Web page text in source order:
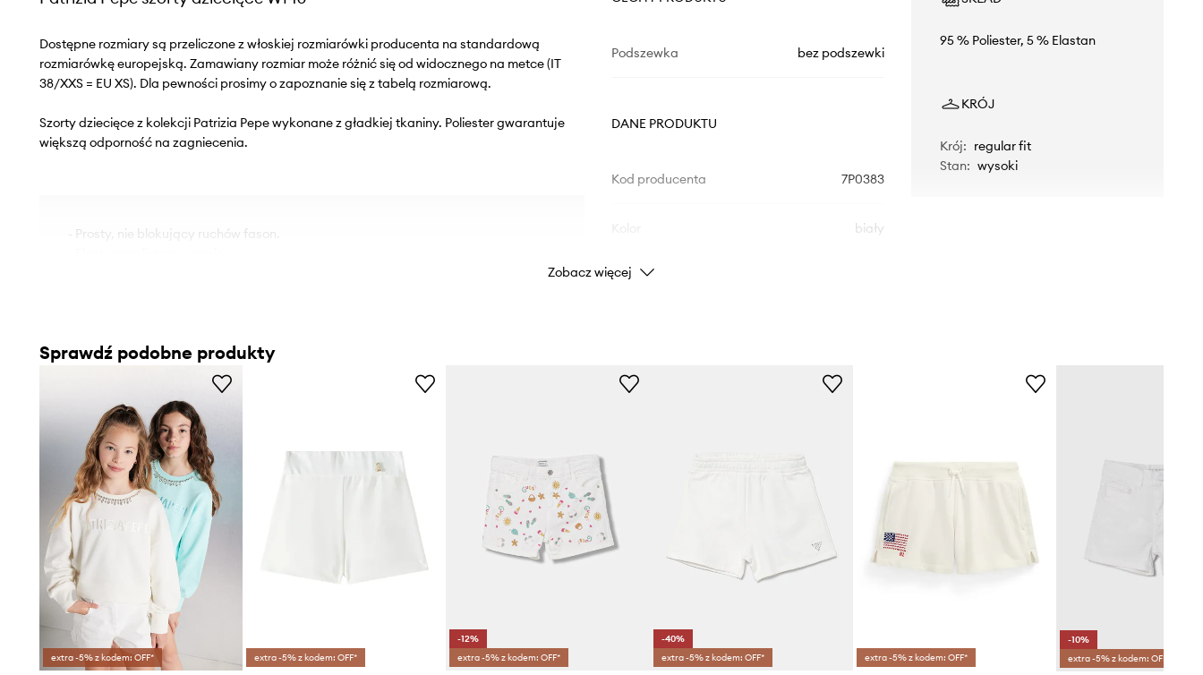
Dostępne rozmiary są przeliczone z włoskiej rozmiarówki producenta na standardową
rozmiarówkę europejską. Zamawiany rozmiar może różnić się od widocznego na metce (IT
38/XXS = EU XS). Dla pewności prosimy o zapoznanie się z tabelą rozmiarową.
Szorty dziecięce z kolekcji Patrizia Pepe wykonane z gładkiej tkaniny. Poliester gwarantuje
większą odporność na zagniecenia.
- Prosty, nie blokujący ruchów fason.
Podszewka bez podszewki
DANE PRODUKTU
Kod producenta 7P0383
biały
Marka
95 % Poliester, 5 % Elastan
KRÓJ
Krój: regular fit
Stan: wysoki
Zobacz więcej
Sprawdź podobne produkty
extra -5% z kodem: OFF* extra -5% z kodem: OFF*
-12%
extra -5% z kodem: OFF*
-40%
extra -5% z kodem: OFF*
extra -5% z kodem: OFF*
-10%
extra -5% z kodem: OFF*